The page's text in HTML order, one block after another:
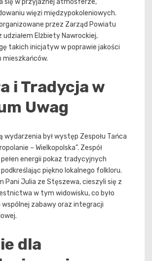
więzi międzypokoleniowych.
przez Zarząd Powiatu
udziałem Elżbiety Nawrockiej,
takich inicjatyw w poprawie jakości
i Tradycja w
Uwag
wydarzenia był występ Zespołu Tańca
– Wielkopolska”. Zespół
energii pokaz tradycyjnych
piękno lokalnego folkloru.
Pani Julia ze Stęszewa, cieszyli się z
w tym widowisku, co było
wspólnej zabawy oraz integracji
dla